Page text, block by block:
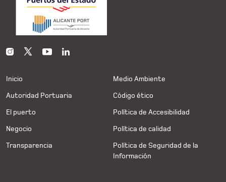
Inicio
Autoridad Portuaria
El puerto
Negocio
Transparencia
Medio Ambiente
Código ético
Política de Accesibilidad
Política de calidad
Política de Seguridad de la
Información